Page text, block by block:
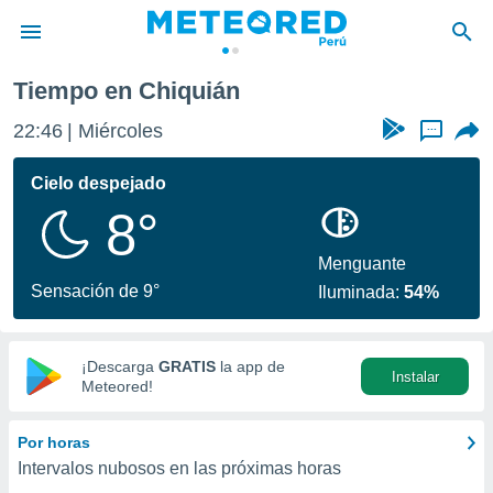
de
ha sido
calidad.
a este
las
y
digital
basada
Tiempo en Chiquián
22:46 Miércoles ...
Cielo despejado
8°
Sensación de 9°
Menguante
Iluminada:54%
¡Descarga GRATIS la app de
Meteored!
Instalar
Por horas
Intervalos nubosos en las próximas horas